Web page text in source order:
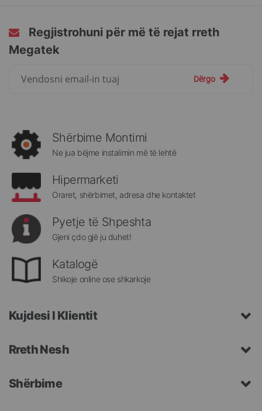
Regjistrohuni për më të rejat rreth
Megatek
rreth
Megatek:
Dërgo
Shërbime Montimi
Ne jua bëjme instalimin më të lehtë
Hipermarketi
Oraret, shërbimet, adresa dhe kontaktet
Pyetje të Shpeshta
Gjeni çdo gjë ju duhet!
Katalogë
Shikoje online ose shkarkoje
Kujdesi I Klientit
Rreth Nesh
Shërbime